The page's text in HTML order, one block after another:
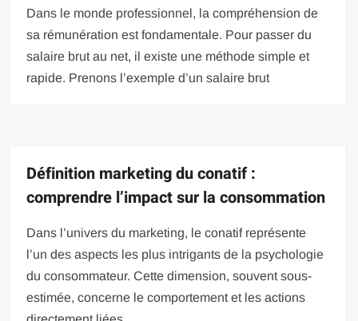
Dans le monde professionnel, la compréhension de
sa rémunération est fondamentale. Pour passer du
salaire brut au net, il existe une méthode simple et
rapide. Prenons l’exemple d’un salaire brut
Définition marketing du conatif :
comprendre l’impact sur la consommation
Dans l’univers du marketing, le conatif représente
l’un des aspects les plus intrigants de la psychologie
du consommateur. Cette dimension, souvent sous-
estimée, concerne le comportement et les actions